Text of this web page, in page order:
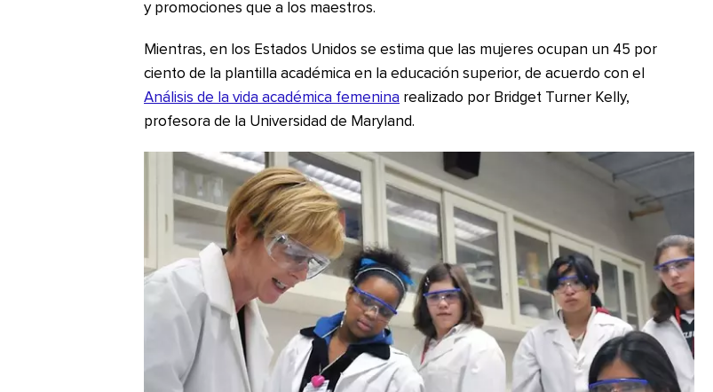
y promociones que a los maestros.
Mientras, en los Estados Unidos se estima que las mujeres ocupan un 45 por
ciento de la plantilla académica en la educación superior, de acuerdo con el
Análisis de la vida académica femenina realizado por Bridget Turner Kelly,
profesora de la Universidad de Maryland.